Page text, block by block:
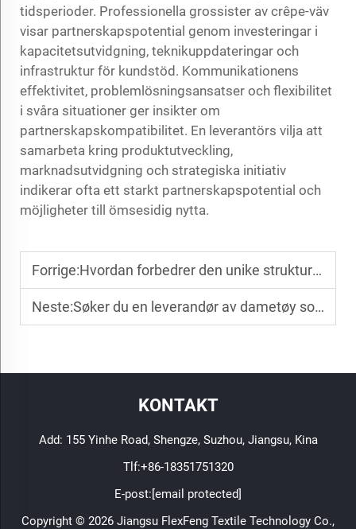
tidsperioder. Professionella grossister av crêpe-väv
visar partnerskapspotential genom investeringar i
kapacitetsutvidgning, teknikuppdateringar och
infrastruktur för kundstöd. Kommunikationens
effektivitet, problemlösningsansatser och flexibilitet
i svåra situationer ger insikter om
partnerskapskompatibilitet. En leverantörs vilja att
samarbeta kring produktutveckling,
marknadsutvidgning och strategiska initiativ
indikerar ofta ett starkt partnerskapspotential och
möjligheter till ömsesidig nytta.
Forrige:Hvordan forbedrer den unike strukturen til rayon-nylon-crepe komforten i dametøy?
Neste:Søker du en leverandør av dametøy som prioriterer stoffkvalitet?
KONTAKT
Add: 155 Yinhe Road, Shengze, Suzhou, Jiangsu, Kina
Tlf:+86-18351751320
E-post:[email protected]
Copyright © 2026 Jiangsu FlexFeng Textile Technology Co.,